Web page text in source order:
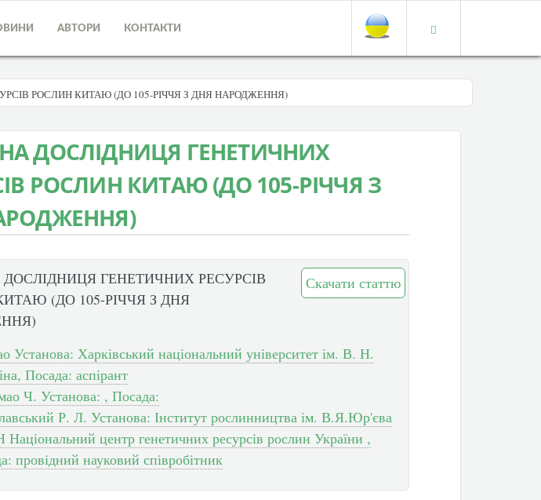
АВТОРИ КОНТАКТИ
РОСЛИН КИТАЮ (ДО 105-РІЧЧЯ З ДНЯ НАРОДЖЕННЯ)
ДОСЛІДНИЦЯ ГЕНЕТИЧНИХ
РОСЛИН КИТАЮ (ДО 105-РІЧЧЯ З
Скачати статтю
ГЕНЕТИЧНИХ РЕСУРСІВ
(ДО 105-РІЧЧЯ З ДНЯ
Установа: Харківський національний університет ім. В. Н.
Посада: аспірант
Ч. Установа: , Посада:
Р. Л. Установа: Інститут рослинництва ім. В.Я.Юр'єва
центр генетичних ресурсів рослин України ,
провідний науковий співробітник